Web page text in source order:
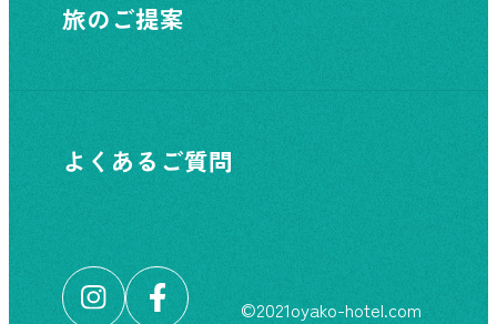
旅のご提案
よくあるご質問
©︎2021oyako-hotel.com